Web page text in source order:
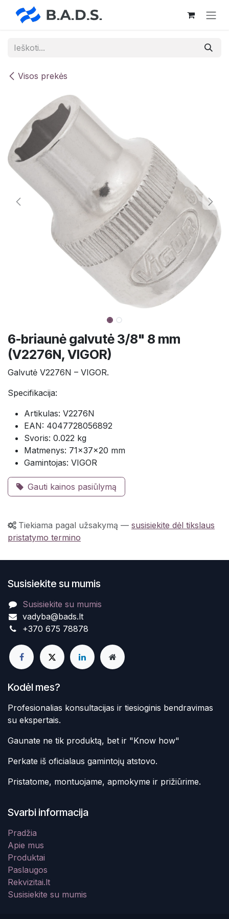
Skip to Content
Visos prekės
6-briaunė galvutė 3/8" 8 mm
(V2276N, VIGOR)
Galvutė V2276N – VIGOR.
Specifikacija:
Artikulas: V2276N
EAN: 4047728056892
Svoris: 0.022 kg
Matmenys: 71×37×20 mm
Gamintojas: VIGOR
Gauti kainos pasiūlymą
Tiekiama pagal užsakymą — susisiekite dėl tikslaus
pristatymo termino
Susisiekite su mumis
Susisiekite su mumis
vadyba@bads.lt
+370 675 78878
Kodėl mes?
Profesionalias konsultacijas ir tiesioginis bendravimas
su ekspertais.
Gaunate ne tik produktą, bet ir "Know how"
Perkate iš oficialaus gamintojų atstovo.
Pristatome, montuojame, apmokyme ir prižiūrime.
Svarbi informacija
Pradžia
Apie mus
Produktai
Paslaugos
Rekvizitai.lt
Susisiekite su mumis